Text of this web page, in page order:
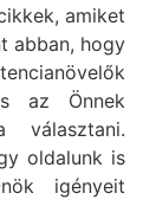
amiket
abban, hogy
az Önnek
választani.
oldalunk is
igényeit